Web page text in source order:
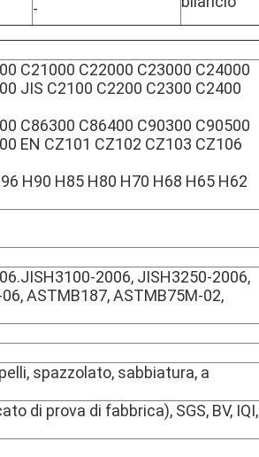
-
C21000 C22000 C23000 C24000
JIS C2100 C2200 C2300 C2400
C86300 C86400 C90300 C90500
EN CZ101 CZ102 CZ103 CZ106
H90 H85 H80 H70 H68 H65 H62
2006, JISH3250-2006,
ASTMB187, ASTMB75M-02,
spazzolato, sabbiatura, a
di prova di fabbrica), SGS, BV, IQI,